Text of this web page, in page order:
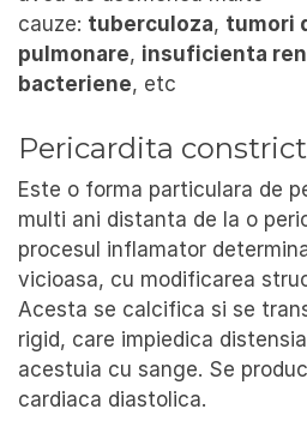
cauze: tuberculoza, tumori
pulmonare, insuficienta
bacteriene, etc
Pericardita
Este o forma particulara de
multi ani distanta de la o
procesul inflamator
vicioasa, cu modificarea
Acesta se calcifica si se
rigid, care impiedica
acestuia cu sange. Se
cardiaca diastolica.